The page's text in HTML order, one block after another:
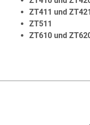
ZT411 und ZT421
ZT511
ZT610 und